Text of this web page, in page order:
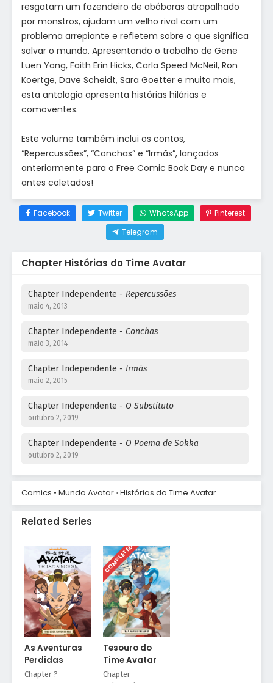
resgatam um fazendeiro de abóboras atrapalhado
por monstros, ajudam um velho rival com um
problema arrepiante e refletem sobre o que significa
salvar o mundo. Apresentando o trabalho de Gene
Luen Yang, Faith Erin Hicks, Carla Speed McNeil, Ron
Koertge, Dave Scheidt, Sara Goetter e muito mais,
esta antologia apresenta histórias hilárias e
comoventes.
Este volume também inclui os contos,
“Repercussões”, “Conchas” e “Irmãs”, lançados
anteriormente para o Free Comic Book Day e nunca
antes coletados!
Facebook Twitter WhatsApp
Pinterest
Telegram
Chapter Histórias do Time Avatar
Chapter Independente - Repercussões
maio 4, 2013
Chapter Independente - Conchas
maio 3, 2014
Chapter Independente - Irmãs
maio 2, 2015
Chapter Independente - O Substituto
outubro 2, 2019
Chapter Independente - O Poema de Sokka
outubro 2, 2019
Chapter Independente- Toph e o
Pedregulho
outubro 2, 2019
Chapter Independente- O Espantalho
outubro 2, 2019
Comics • Mundo Avatar › Histórias do Time Avatar
Related Series
As Aventuras
Perdidas
Chapter ?
COMPLETED
Tesouro do
Time Avatar
Chapter